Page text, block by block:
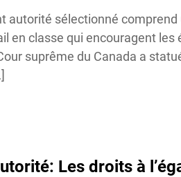
autorité sélectionné comprend
en classe qui encouragent
suprême du Canada a
Les droits à